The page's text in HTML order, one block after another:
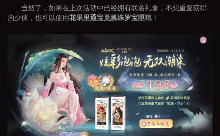
当然了，如果在上次活动中已经拥有联名礼盒，不想重复获得
的少侠，也可以使用花果里通宝兑换珠罗宝匣哦！